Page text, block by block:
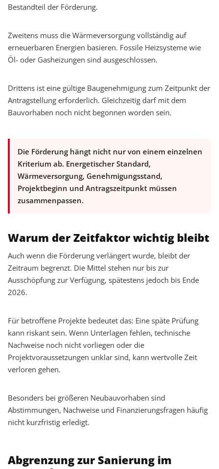
Bestandteil der Förderung.
Zweitens muss die Wärmeversorgung vollständig auf
erneuerbaren Energien basieren. Fossile Heizsysteme wie
Öl- oder Gasheizungen sind ausgeschlossen.
Drittens ist eine gültige Baugenehmigung zum Zeitpunkt der
Antragstellung erforderlich. Gleichzeitig darf mit dem
Bauvorhaben noch nicht begonnen worden sein.
Die Förderung hängt nicht nur von einem einzelnen
Kriterium ab. Energetischer Standard,
Wärmeversorgung, Genehmigungsstand,
Projektbeginn und Antragszeitpunkt müssen
zusammenpassen.
Warum der Zeitfaktor wichtig bleibt
Auch wenn die Förderung verlängert wurde, bleibt der
Zeitraum begrenzt. Die Mittel stehen nur bis zur
Ausschöpfung zur Verfügung, spätestens jedoch bis Ende
2026.
Für betroffene Projekte bedeutet das: Eine späte Prüfung
kann riskant sein. Wenn Unterlagen fehlen, technische
Nachweise noch nicht vorliegen oder die
Projektvoraussetzungen unklar sind, kann wertvolle Zeit
verloren gehen.
Besonders bei größeren Neubauvorhaben sind
Abstimmungen, Nachweise und Finanzierungsfragen häufig
nicht kurzfristig erledigt.
Abgrenzung zur Sanierung im